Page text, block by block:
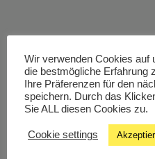
Wir verwenden Cookies auf
die bestmögliche Erfahrung
Ihre Präferenzen für den
speichern. Durch das
Sie ALL diesen Cookies zu.
Cookie settings